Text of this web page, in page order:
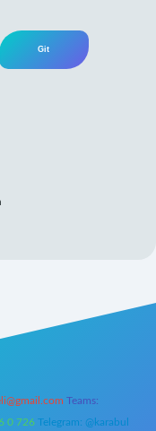
Teams:
0 726 Telegram: @karabul